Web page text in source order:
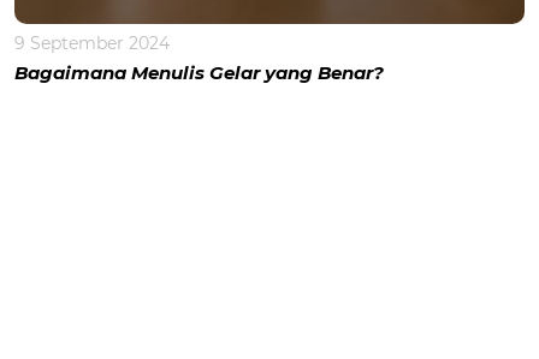
9 September 2024
Bagaimana Menulis Gelar yang Benar?